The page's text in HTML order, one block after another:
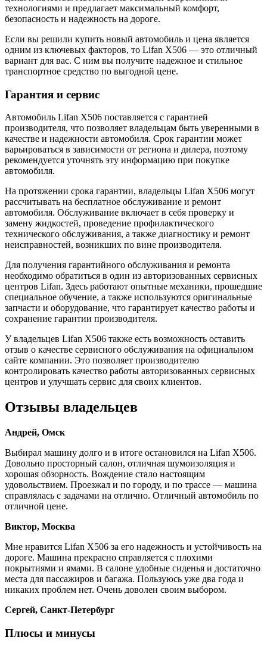
технологиями и предлагает максимальный комфорт,
безопасность и надежность на дороге.
Если вы решили купить новый автомобиль и цена является
одним из ключевых факторов, то Lifan X506 — это отличный
вариант для вас. С ним вы получите надежное и стильное
транспортное средство по выгодной цене.
Гарантия и сервис
Автомобиль Lifan X506 поставляется с гарантией
производителя, что позволяет владельцам быть уверенными в
качестве и надежности автомобиля. Срок гарантии может
варьироваться в зависимости от региона и дилера, поэтому
рекомендуется уточнять эту информацию при покупке
автомобиля.
На протяжении срока гарантии, владельцы Lifan X506 могут
рассчитывать на бесплатное обслуживание и ремонт
автомобиля. Обслуживание включает в себя проверку и
замену жидкостей, проведение профилактического
технического обслуживания, а также диагностику и ремонт
неисправностей, возникших по вине производителя.
Для получения гарантийного обслуживания и ремонта
необходимо обратиться в один из авторизованных сервисных
центров Lifan. Здесь работают опытные механики, прошедшие
специальное обучение, а также используются оригинальные
запчасти и оборудование, что гарантирует качество работы и
сохранение гарантии производителя.
У владельцев Lifan X506 также есть возможность оставить
отзыв о качестве сервисного обслуживания на официальном
сайте компании. Это позволяет производителю
контролировать качество работы авторизованных сервисных
центров и улучшать сервис для своих клиентов.
Отзывы владельцев
Андрей, Омск
Выбирал машину долго и в итоге остановился на Lifan X506.
Довольно просторный салон, отличная шумоизоляция и
хорошая обзорность. Вождение стало настоящим
удовольствием. Проезжал и по городу, и по трассе — машина
справлялась с задачами на отлично. Отличный автомобиль по
отличной цене.
Виктор, Москва
Мне нравится Lifan X506 за его надежность и устойчивость на
дороге. Машина прекрасно справляется с плохими
покрытиями и ямами. В салоне удобные сиденья и достаточно
места для пассажиров и багажа. Пользуюсь уже два года и
никаких проблем нет. Очень доволен своим выбором.
Сергей, Санкт-Петербург
Плюсы и минусы